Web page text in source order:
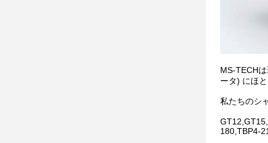
MS-TECH
ータ) にほ
私たちのシ
180,TBP4-